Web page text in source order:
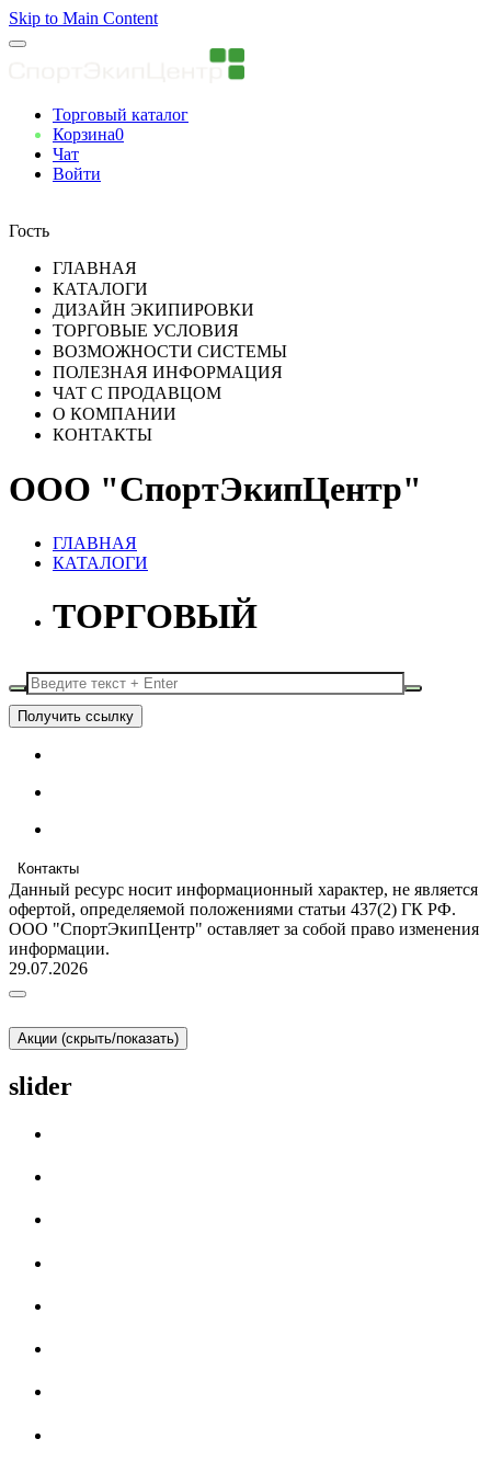
Skip to Main Content
Торговый каталог
Корзина0
Чат
Войти
Гость
ГЛАВНАЯ
КАТАЛОГИ
ДИЗАЙН ЭКИПИРОВКИ
ТОРГОВЫЕ УСЛОВИЯ
ВОЗМОЖНОСТИ СИСТЕМЫ
ПОЛЕЗНАЯ ИНФОРМАЦИЯ
ЧАТ С ПРОДАВЦОМ
О КОМПАНИИ
КОНТАКТЫ
ООО "СпортЭкипЦентр"
ГЛАВНАЯ
КАТАЛОГИ
ТОРГОВЫЙ
Получить ссылку
Контакты
Данный ресурс носит информационный характер, не является
офертой, определяемой положениями статьи 437(2) ГК РФ.
ООО "СпортЭкипЦентр" оставляет за собой право изменения
информации.
29.07.2026
Акции (скрыть/показать)
slider